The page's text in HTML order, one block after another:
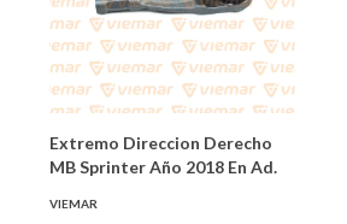
Extremo Direccion Derecho
MB Sprinter Año 2018 En Ad.
VIEMAR